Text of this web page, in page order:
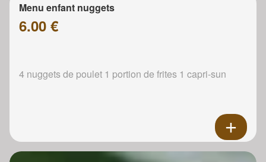
Menu enfant nuggets
6.00 €
4 nuggets de poulet 1 portion de frites 1 capri-sun